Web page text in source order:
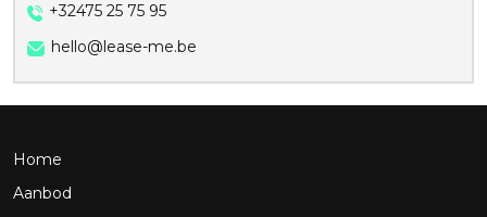
+32475 25 75 95
hello@lease-me.be
Home
Aanbod